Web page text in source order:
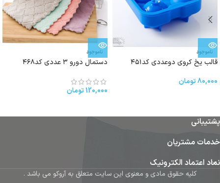
ناموجود
قالب یخ كروى دوعددی کد۴۵۱
80,000تومان
ناموجود
دستمال دورو ۳ عددی کد۴۶۸
120,000تومان
پشتیبانی
خدمات مشتریان
نماد اعتماد الکترونیک
کلیه حقوق مادی و معنوی این سایت متعلق به آروکو می باشد .